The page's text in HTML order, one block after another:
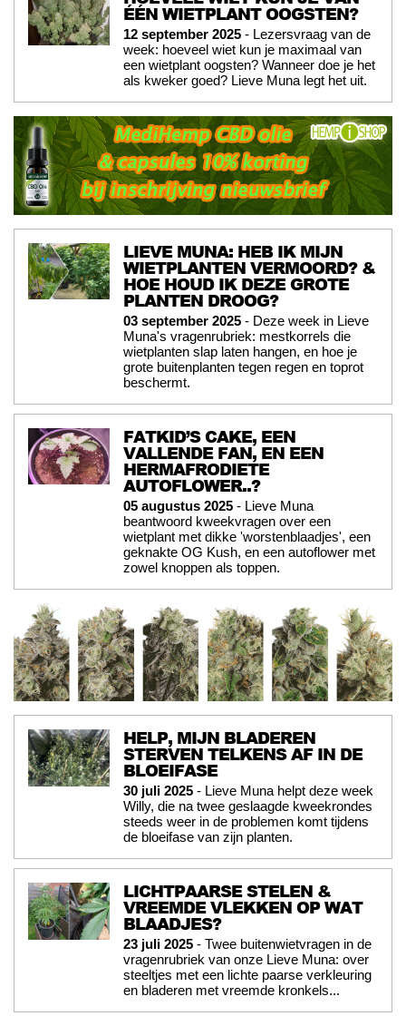
ÉÉN WIETPLANT OOGSTEN?
12 september 2025 - Lezersvraag van de
week: hoeveel wiet kun je maximaal van
een wietplant oogsten? Wanneer doe je het
als kweker goed? Lieve Muna legt het uit.
LIEVE MUNA: HEB IK MIJN
WIETPLANTEN VERMOORD? &
HOE HOUD IK DEZE GROTE
PLANTEN DROOG?
03 september 2025 - Deze week in Lieve
Muna's vragenrubriek: mestkorrels die
wietplanten slap laten hangen, en hoe je
grote buitenplanten tegen regen en toprot
beschermt.
FATKID’S CAKE, EEN
VALLENDE FAN, EN EEN
HERMAFRODIETE
AUTOFLOWER..?
05 augustus 2025 - Lieve Muna
beantwoord kweekvragen over een
wietplant met dikke 'worstenblaadjes', een
geknakte OG Kush, en een autoflower met
zowel knoppen als toppen.
HELP, MIJN BLADEREN
STERVEN TELKENS AF IN DE
BLOEIFASE
30 juli 2025 - Lieve Muna helpt deze week
Willy, die na twee geslaagde kweekrondes
steeds weer in de problemen komt tijdens
de bloeifase van zijn planten.
LICHTPAARSE STELEN &
VREEMDE VLEKKEN OP WAT
BLAADJES?
23 juli 2025 - Twee buitenwietvragen in de
vragenrubriek van onze Lieve Muna: over
steeltjes met een lichte paarse verkleuring
en bladeren met vreemde kronkels...